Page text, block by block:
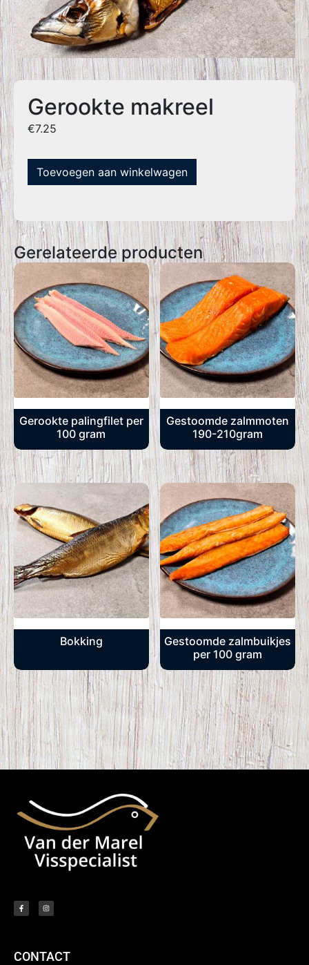
Gerookte makreel
€7.25
Toevoegen aan winkelwagen
Gerelateerde producten
Gerookte palingfilet per
100 gram
Gestoomde zalmmoten
190-210gram
Bokking
Gestoomde zalmbuikjes
per 100 gram
CONTACT